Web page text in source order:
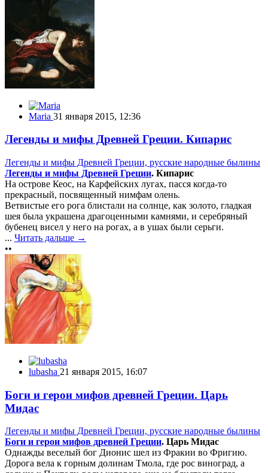
Maria 31 января 2015, 12:36
Легенды и мифы Древней Греции. Кипарис
Легенды и мифы Древней Греции, русские народные былины
Легенды и мифы Древней Греции. Кипарис
На острове Кеос, на Карфейских лугах, пасся когда-то
прекрасный, посвященный нимфам олень.
Ветвистые его рога блистали на солнце, как золото, гладкая
шея была украшена драгоценными камнями, и серебряный
бубенец висел у него на рогах, а в ушах были серьги.
... Читать дальше →
••
lubasha 21 января 2015, 16:07
Боги и герои мифов древней Греции. Царь
Мидас
Легенды и мифы Древней Греции, русские народные былины
Боги и герои мифов древней Греции. Царь Мидас
Однажды веселый бог Дионис шел из Фракии во Фригию.
Дорога вела к горным долинам Тмола, где рос виноград, а